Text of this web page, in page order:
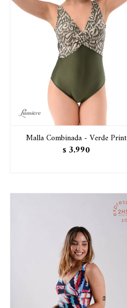
Malla Combinada - Verde Print
$ 3.990